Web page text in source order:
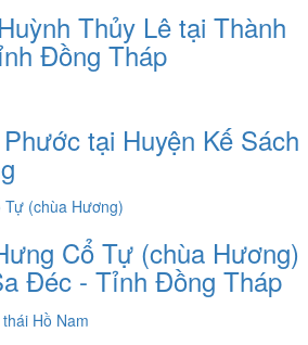
Thủy Lê tại Thành
Đồng Tháp
tại Huyện Kế Sách
Cổ Tự (chùa Hương)
Đéc - Tỉnh Đồng Tháp